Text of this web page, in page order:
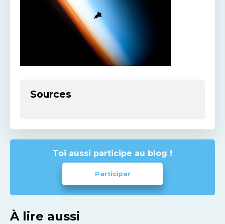
Sources
Toi aussi participe au blog !
Participer
À lire aussi